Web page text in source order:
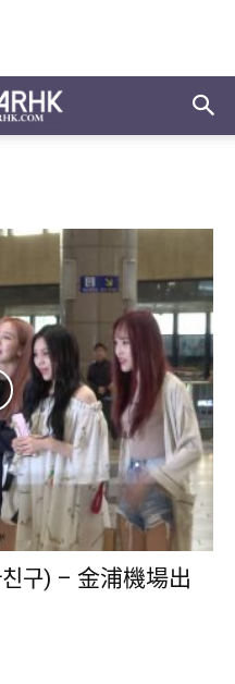
구) – 金浦機場出